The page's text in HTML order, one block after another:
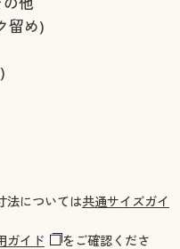
留め)
法については共通サイズガイ
ガイド
をご確認くださ